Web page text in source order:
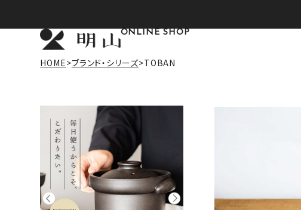
ONLINE SHOP
HOME ブランド・シリーズ TOBAN